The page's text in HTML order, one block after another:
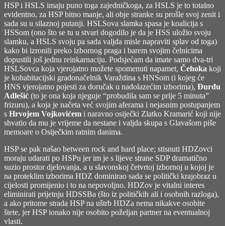
HSP i HSLS imaju puno toga zajedničkoga, za HSLS je to totalno
evidentno, za HSP bitno manje, ali obje stranke su prošle svoj zenit i
sada su u silaznoj putanji. HSLSova slamka spasa je koalicija s
HSSom (ono što se tu u stvari dogodilo je da je HSS uložio svoju
slamku, a HSLS svoju pa sada valjda misle napraviti splav od toga)
kako bi izronili preko izbornog praga i barem svojim čelnicima
dopustili još jednu reinkarnaciju. Podsjećam da imate samo dva-tri
HSLSovca koja vjerojatno možete spomenuti napamet, Čehoka koji
je kohabitacijski gradonačelnik Varaždina s HNSom (i kojeg će
HNS vjerojatno pojesti za doručak u nadolazećim izborima), Đurđu
Adlešić (to je ona koja njeguje “probudila sam se prije 5 minuta”
frizuru), a koja je načeta već svojim aferama i nejasnim postupanjem
s Hrvojem Vojkovićem i naravno osiječki Zlatko Kramarić koji nije
shvatio da mu je vrijeme da nestane i valjda skupa s Glavašom piše
memoare o Osiječkim ratnim danima.
HSP se pak našao between rock and hard place; stisnuti HDZovci
moraju udarati po HSPu jer im je s lijeve strane SDP dramatično
suzio prostor djelovanja, a u slavonskoj četvrtoj izbornoj u kojoj je
na proteklim izborima HDZ dominirao sada se politički krajobraz u
cijelosti promijenio i to na nepovoljno. HDZov je vitalni interes
eliminirati prijetnju HDSSBa (što iz političkih ali i osobnih razloga),
a ako pritome strada HSP na uštrb HDZa nema nikakve osobite
štete, jer HSP ionako nije osobito poželjan partner na eventualnoj
vlasti.